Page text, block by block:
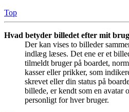
Top
Hvad betyder billedet efter mit
Der kan vises to billeder
indlæg læses. Det ene er et
tilmeldt bruger på boardet,
kasser eller prikker, som
skrevet eller din status på
billede, er kendt som en
personligt for hver bruger.